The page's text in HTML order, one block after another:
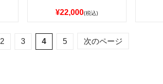
¥22,000(税込)
2 3 4 5 次のページ